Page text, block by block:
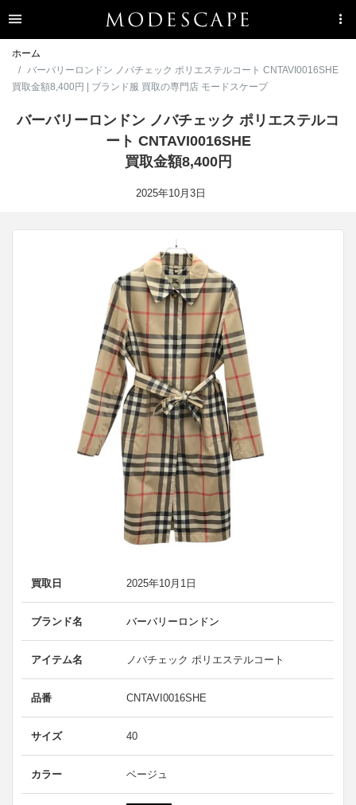
ホーム
バーバリーロンドン ノバチェック ポリエステルコート CNTAVI0016SHE
買取金額8,400円 | ブランド服 買取の専門店 モードスケープ
バーバリーロンドン ノバチェック ポリエステルコ
ート CNTAVI0016SHE
買取金額8,400円
2025年10月3日
買取日 2025年10月1日
ブランド名 バーバリーロンドン
アイテム名 ノバチェック ポリエステルコート
品番 CNTAVI0016SHE
サイズ 40
カラー ベージュ